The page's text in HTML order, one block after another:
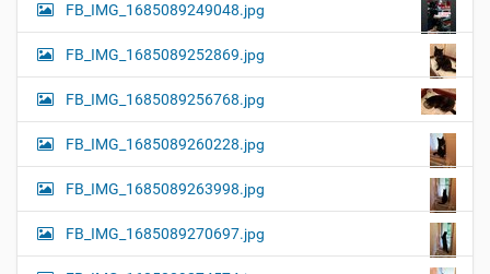
FB_IMG_1685089249048.jpg
FB_IMG_1685089252869.jpg
FB_IMG_1685089256768.jpg
FB_IMG_1685089260228.jpg
FB_IMG_1685089263998.jpg
FB_IMG_1685089270697.jpg